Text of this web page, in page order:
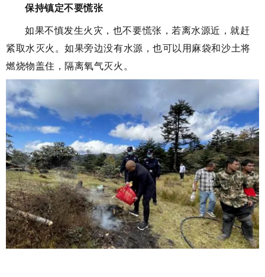
保持镇定不要慌张
如果不慎发生火灾，也不要慌张，若离水源近，就赶
紧取水灭火。如果旁边没有水源，也可以用麻袋和沙土将
燃烧物盖住，隔离氧气灭火。